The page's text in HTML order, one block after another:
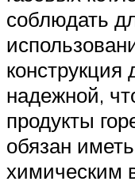
соблюдать
надежной,
продукты
обязан
химическим